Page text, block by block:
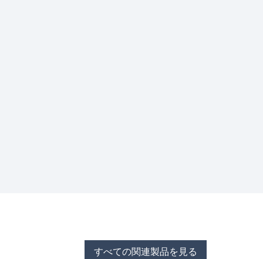
すべての関連製品を見る